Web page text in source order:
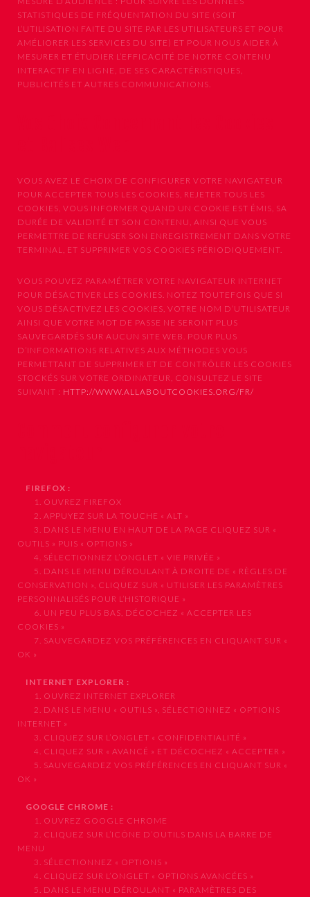
STATISTIQUES DE FRÉQUENTATION DU SITE (SOIT
L’UTILISATION FAITE DU SITE PAR LES UTILISATEURS ET POUR
AMÉLIORER LES SERVICES DU SITE) ET POUR NOUS AIDER À
MESURER ET ÉTUDIER L’EFFICACITÉ DE NOTRE CONTENU
INTERACTIF EN LIGNE, DE SES CARACTÉRISTIQUES,
PUBLICITÉS ET AUTRES COMMUNICATIONS.
VOUS AVEZ LE CHOIX DE CONFIGURER VOTRE NAVIGATEUR
POUR ACCEPTER TOUS LES COOKIES, REJETER TOUS LES
COOKIES, VOUS INFORMER QUAND UN COOKIE EST ÉMIS, SA
DURÉE DE VALIDITÉ ET SON CONTENU, AINSI QUE VOUS
PERMETTRE DE REFUSER SON ENREGISTREMENT DANS VOTRE
TERMINAL, ET SUPPRIMER VOS COOKIES PÉRIODIQUEMENT.
VOUS POUVEZ PARAMÉTRER VOTRE NAVIGATEUR INTERNET
POUR DÉSACTIVER LES COOKIES. NOTEZ TOUTEFOIS QUE SI
VOUS DÉSACTIVEZ LES COOKIES, VOTRE NOM D’UTILISATEUR
AINSI QUE VOTRE MOT DE PASSE NE SERONT PLUS
SAUVEGARDÉS SUR AUCUN SITE WEB. POUR PLUS
D’INFORMATIONS RELATIVES AUX MÉTHODES VOUS
PERMETTANT DE SUPPRIMER ET DE CONTRÔLER LES COOKIES
STOCKÉS SUR VOTRE ORDINATEUR, CONSULTEZ LE SITE
SUIVANT : HTTP://WWW.ALLABOUTCOOKIES.ORG/FR/
FIREFOX :
1. OUVREZ FIREFOX
2. APPUYEZ SUR LA TOUCHE « ALT »
3. DANS LE MENU EN HAUT DE LA PAGE CLIQUEZ SUR «
OUTILS » PUIS « OPTIONS »
4. SÉLECTIONNEZ L’ONGLET « VIE PRIVÉE »
5. DANS LE MENU DÉROULANT À DROITE DE « RÈGLES DE
CONSERVATION », CLIQUEZ SUR « UTILISER LES PARAMÈTRES
PERSONNALISÉS POUR L’HISTORIQUE »
6. UN PEU PLUS BAS, DÉCOCHEZ « ACCEPTER LES
COOKIES »
7. SAUVEGARDEZ VOS PRÉFÉRENCES EN CLIQUANT SUR «
OK »
INTERNET EXPLORER :
1. OUVREZ INTERNET EXPLORER
2. DANS LE MENU « OUTILS », SÉLECTIONNEZ « OPTIONS
INTERNET »
3. CLIQUEZ SUR L’ONGLET « CONFIDENTIALITÉ »
4. CLIQUEZ SUR « AVANCÉ » ET DÉCOCHEZ « ACCEPTER »
5. SAUVEGARDEZ VOS PRÉFÉRENCES EN CLIQUANT SUR «
OK »
GOOGLE CHROME :
1. OUVREZ GOOGLE CHROME
2. CLIQUEZ SUR L’ICÔNE D’OUTILS DANS LA BARRE DE
MENU
3. SÉLECTIONNEZ « OPTIONS »
4. CLIQUEZ SUR L’ONGLET « OPTIONS AVANCÉES »
5. DANS LE MENU DÉROULANT « PARAMÈTRES DES